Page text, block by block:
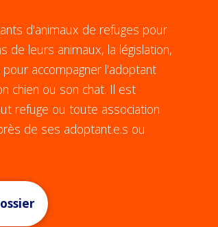
d'animaux de refuges pour
de leurs animaux, la législation,
accompagner l'adoptant
chien ou son chat. Il est
refuge ou toute association
de ses adoptant.e.s ou